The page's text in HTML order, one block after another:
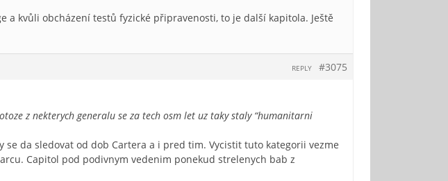
a kvůli obcházení testů fyzické připravenosti, to je další kapitola. Ještě
#3075
REPLY
z nekterych generalu se za tech osm let uz taky staly “humanitarni
da sledovat od dob Cartera a i pred tim. Vycistit tuto kategorii vezme
Capitol pod podivnym vedenim ponekud strelenych bab z